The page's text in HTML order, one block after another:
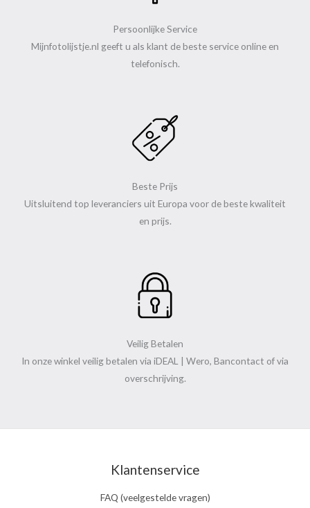
Persoonlijke Service
Mijnfotolijstje.nl geeft u als klant de beste service online en
telefonisch.
Beste Prijs
Uitsluitend top leveranciers uit Europa voor de beste kwaliteit
en prijs.
Veilig Betalen
In onze winkel veilig betalen via iDEAL | Wero, Bancontact of via
overschrijving.
Klantenservice
FAQ (veelgestelde vragen)